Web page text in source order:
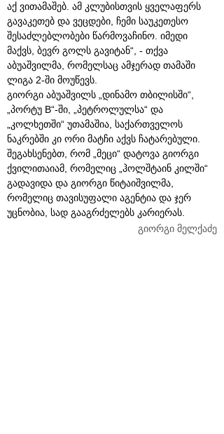
აქ ვითამაშებ. ამ კლუბისთვის ყველაფერს
გავაკეთებ და ვეცდები, ჩემი საუკეთესო
შესაძლებლობები წარმოვაჩინო. იმედი
მაქვს, ბევრ გოლს გავიტან“, - თქვა
აბუაშვილმა, რომელსაც ამჯერად თამაში
ლიგა 2-ში მოუწევს.
გიორგი აბუაშვილს „დინამო თბილისში“,
„პორტუ B“-ში, „პეტროლულსა“ და
„კოლხეთში“ უთამაშია, საქართველოს
ნაკრებში კი ორი მატჩი აქვს ჩატარებული.
შეგახსენებთ, რომ „მეცი“ დატოვა გიორგი
ქვილითაიამ, რომელიც „ჰოლშტაინ კილში“
გადავიდა და გიორგი წიტაიშვილმა,
რომელიც თავისუფალი აგენტია და ჯერ
უცნობია, სად გააგრძელებს კარიერას.
გიორგი მელქაძე